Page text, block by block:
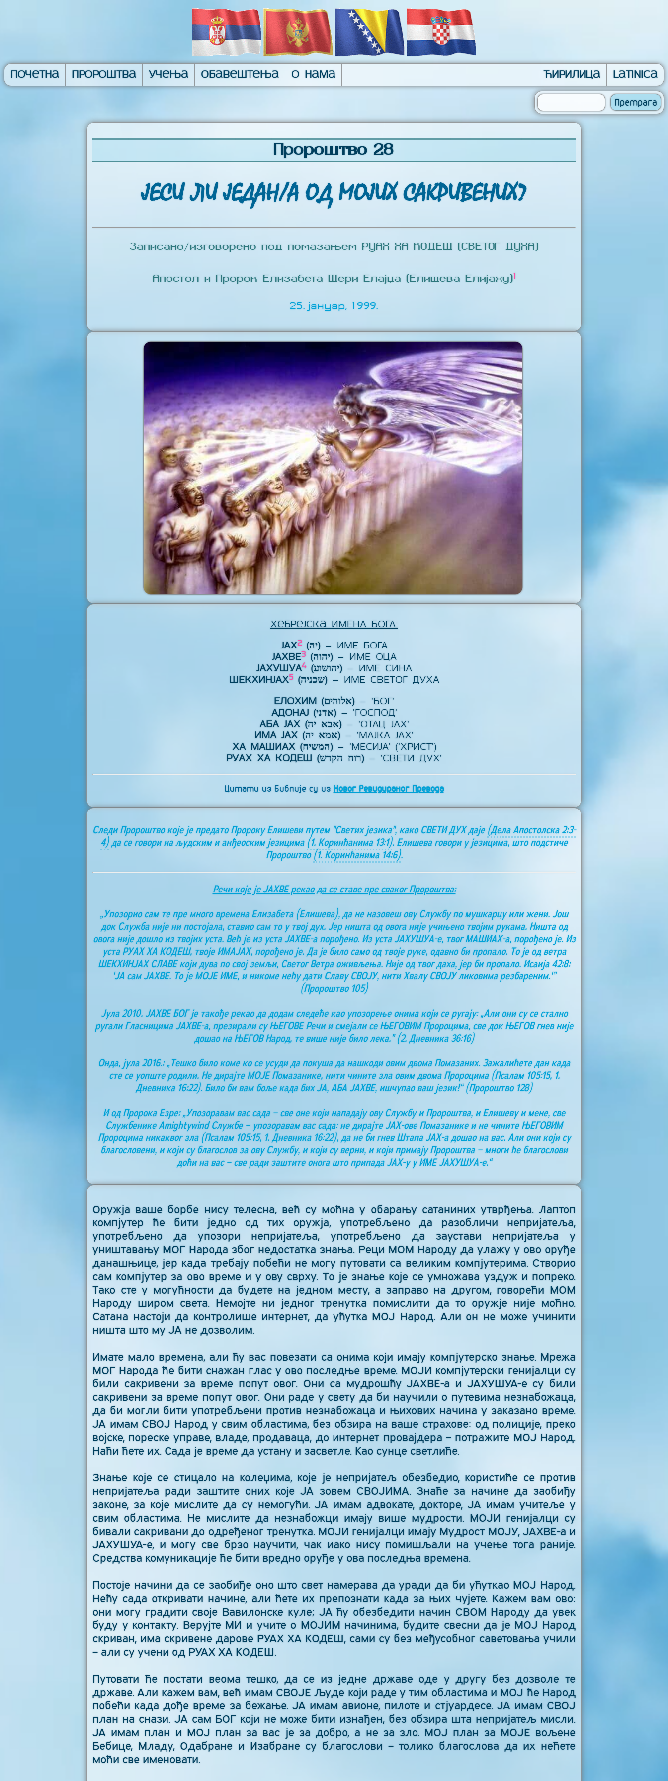
Почетна Пророштва Учења Обавештења О нама Latinica
Ћирилица
Пророштво 28
ЈЕСИ ЛИ ЈЕДАН/А ОД МОЈИХ САКРИВЕНИХ?
Записано/изговорено под помазањем РУАХ ХА КОДЕШ (СВЕТОГ ДУХА)
Апостол и Пророк Елизабета Шери Елајџа (Елишева Елијаху)1
25. јануар, 1999.
Хебрејска ИМЕНА БОГА:
ЈАХ2 (יה)– ИМЕ БОГА
ЈАХВЕ3 (יהוה)– ИМЕ ОЦА
ЈАХУШУА4 (יהושוע)– ИМЕ СИНА
ШЕКХИНЈАХ5 (שכניה)– ИМЕ СВЕТОГ ДУХА
ЕЛОХИМ (אלוהים)– 'БОГ'
АДОНАЈ (אדני)– 'ГОСПОД'
АБА ЈАХ (אבא יה)– 'ОТАЦ ЈАХ'
ИМА ЈАХ (אמא יה)– 'МАЈКА ЈАХ'
ХА МАШИАХ (המשיח)– 'МЕСИЈА' ('ХРИСТ')
РУАХ ХА КОДЕШ (רוח הקדש)– 'СВЕТИ ДУХ'
Цитати из Библије су из Новог Ревидираног Превода
Следи Пророштво које је предато Пророку Елишеви путем "Светих језика", како СВЕТИ ДУХ даје (Дела Апостолска 2:3-
4)да се говори на људским и анђеоским језицима (1. Коринћанима 13:1). Елишева говори у језицима, што подстиче
Пророштво (1. Коринћанима 14:6).
Речи које је ЈАХВЕ рекао да се ставе пре сваког Пророштва:
„Упозорио сам те пре много времена Елизабета (Елишева), да не назовеш ову Службу по мушкарцу или жени. Још
док Служба није ни постојала, ставио сам то у твој дух. Јер ништа од овога није учињено твојим рукама. Ништа од
овога није дошло из твојих уста. Већ је из уста ЈАХВЕ-а порођено. Из уста ЈАХУШУА-е, твог МАШИАХ-а, порођено је. Из
уста РУАХ ХА КОДЕШ, твоје ИМАЈАХ, порођено је. Да је било само од твоје руке, одавно би пропало. То је од ветра
ШЕКХИНЈАХ СЛАВЕ који дува по свој земљи, Светог Ветра оживљења. Није од твог даха, јер би пропало. Исаија 42:8:
'ЈА сам ЈАХВЕ. То је МОЈЕ ИМЕ, и никоме нећу дати Славу СВОЈУ, нити Хвалу СВОЈУ ликовима резбареним.'”
(Пророштво 105)
Јула 2010. ЈАХВЕ БОГ је такође рекао да додам следеће као упозорење онима који се ругају: „Али они су се стално
ругали Гласницима ЈАХВЕ-а, презирали су ЊЕГОВЕ Речи и смејали се ЊЕГОВИМ Пророцима, све док ЊЕГОВ гнев није
дошао на ЊЕГОВ Народ, те више није било лека.” (2. Дневника 36:16)
Онда, јула 2016.: „Тешко било коме ко се усуди да покуша да нашкоди овим двома Помазаних. Зажалићете дан када
сте се уопште родили. Не дирајте МОЈЕ Помазанике, нити чините зла овим двома Пророцима (Псалам 105:15, 1.
Дневника 16:22). Било би вам боље када бих ЈА, АБА ЈАХВЕ, ишчупао ваш језик!“ (Пророштво 128)
И од Пророка Езре: „Упозоравам вас сада – све оне који нападају ову Службу и Пророштва, и Елишеву и мене, све
Службенике Аmightywind Службе – упозоравам вас сада: не дирајте ЈАХ-ове Помазанике и не чините ЊЕГОВИМ
Пророцима никаквог зла (Псалам 105:15, 1. Дневника 16:22), да не би гнев Штапа ЈАХ-а дошао на вас. Али они који су
благословени, и који су благослов за ову Службу, и који су верни, и који примају Пророштва – многи ће благослови
доћи на вас – све ради заштите онога што припада ЈАХ-у у ИМЕ ЈАХУШУА-е.“
Оружја ваше борбе нису телесна, већ су моћна у обарању сатаниних утврђења. Лаптоп
компјутер ће бити једно од тих оружја, употребљено да разобличи непријатеља,
употребљено да упозори непријатеља, употребљено да заустави непријатеља у
уништавању МОГ Народа због недостатка знања. Реци МОМ Народу да улажу у ово оруђе
данашњице, јер када требају побећи не могу путовати са великим компјутерима. Створио
сам компјутер за ово време и у ову сврху. То је знање које се умножава уздуж и попреко.
Тако сте у могућности да будете на једном месту, а заправо на другом, говорећи МОМ
Народу широм света. Немојте ни једног тренутка помислити да то оружје није моћно.
Сатана настоји да контролише интернет, да ућутка МОЈ Народ. Али он не може учинити
ништа што му ЈА не дозволим.
Имате мало времена, али ћу вас повезати са онима који имају компјутерско знање. Мрежа
МОГ Народа ће бити снажан глас у ово последње време. МОЈИ компјутерски генијалци су
били сакривени за време попут овог. Они са мудрошћу ЈАХВЕ-а и ЈАХУШУА-е су били
сакривени за време попут овог. Они раде у свету да би научили о путевима незнабожаца,
да би могли бити употребљени против незнабожаца и њихових начина у заказано време.
ЈА имам СВОЈ Народ у свим областима, без обзира на ваше страхове: од полиције, преко
војске, пореске управе, владе, продаваца, до интернет провајдера – потражите МОЈ Народ.
Наћи ћете их. Сада је време да устану и засветле. Као сунце светлиће.
Знање које се стицало на колеџима, које је непријатељ обезбедио, користиће се против
непријатеља ради заштите оних које ЈА зовем СВОЈИМА. Знаће за начине да заобиђу
законе, за које мислите да су немогући. ЈА имам адвокате, докторе, ЈА имам учитеље у
свим областима. Не мислите да незнабожци имају више мудрости. МОЈИ генијалци су
бивали сакривани до одређеног тренутка. МОЈИ генијалци имају Мудрост МОЈУ, ЈАХВЕ-а и
ЈАХУШУА-е, и могу све брзо научити, чак иако нису помишљали на учење тога раније.
Средства комуникације ће бити вредно оруђе у ова последња времена.
Постоје начини да се заобиђе оно што свет намерава да уради да би ућуткао МОЈ Народ.
Нећу сада откривати начине, али ћете их препознати када за њих чујете. Кажем вам ово:
они могу градити своје Вавилонске куле; ЈА ћу обезбедити начин СВОМ Народу да увек
буду у контакту. Верујте МИ и учите о МОЈИМ начинима, будите свесни да је МОЈ Народ
скриван, има скривене дарове РУАХ ХА КОДЕШ, сами су без међусобног саветовања учили
– али су учени од РУАХ ХА КОДЕШ.
Путовати ће постати веома тешко, да се из једне државе оде у другу без дозволе те
државе. Али кажем вам, већ имам СВОЈЕ Људе који раде у тим областима и МОЈ ће Народ
побећи када дође време за бежање. ЈА имам авионе, пилоте и стјуардесе. ЈА имам СВОЈ
план на снази. ЈА сам БОГ који не може бити изнађен, без обзира шта непријатељ мисли.
ЈА имам план и МОЈ план за вас је за добро, а не за зло. МОЈ план за МОЈЕ вољене
Бебице, Младу, Одабране и Изабране су благослови – толико благослова да их нећете
моћи све именовати.